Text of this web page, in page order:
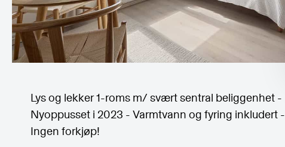
Lys og lekker 1-roms m/ svært sentral beliggenhet -
Nyoppusset i 2023 - Varmtvann og fyring inkludert -
Ingen forkjøp!